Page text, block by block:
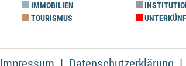
IMMOBILIEN
TOURISMUS